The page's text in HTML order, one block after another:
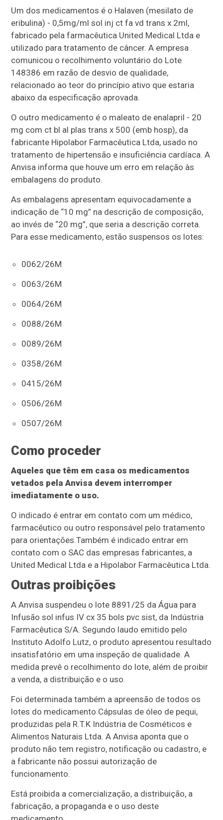
Um dos medicamentos é o Halaven (mesilato de
eribulina) - 0,5mg/ml sol inj ct fa vd trans x 2ml,
fabricado pela farmacêutica United Medical Ltda e
utilizado para tratamento de câncer. A empresa
comunicou o recolhimento voluntário do Lote
148386 em razão de desvio de qualidade,
relacionado ao teor do princípio ativo que estaria
abaixo da especificação aprovada.
O outro medicamento é o maleato de enalapril - 20
mg com ct bl al plas trans x 500 (emb hosp), da
fabricante Hipolabor Farmacêutica Ltda, usado no
tratamento de hipertensão e insuficiência cardíaca. A
Anvisa informa que houve um erro em relação às
embalagens do produto.
As embalagens apresentam equivocadamente a
indicação de “10 mg” na descrição de composição,
ao invés de “20 mg”, que seria a descrição correta.
Para esse medicamento, estão suspensos os lotes:
0062/26M
0063/26M
0064/26M
0088/26M
0089/26M
0358/26M
0415/26M
0506/26M
0507/26M
Como proceder
Aqueles que têm em casa os medicamentos
vetados pela Anvisa devem interromper
imediatamente o uso.
O indicado é entrar em contato com um médico,
farmacêutico ou outro responsável pelo tratamento
para orientações.Também é indicado entrar em
contato com o SAC das empresas fabricantes, a
United Medical Ltda e a Hipolabor Farmacêutica Ltda.
Outras proibições
A Anvisa suspendeu o lote 8891/25 da Água para
Infusão sol infus IV cx 35 bols pvc sist, da Indústria
Farmacêutica S/A. Segundo laudo emitido pelo
Instituto Adolfo Lutz, o produto apresentou resultado
insatisfatório em uma inspeção de qualidade. A
medida prevê o recolhimento do lote, além de proibir
a venda, a distribuição e o uso.
Foi determinada também a apreensão de todos os
lotes do medicamento Cápsulas de óleo de pequi,
produzidas pela R.T.K Indústria de Cosméticos e
Alimentos Naturais Ltda. A Anvisa aponta que o
produto não tem registro, notificação ou cadastro, e
a fabricante não possui autorização de
funcionamento.
Está proibida a comercialização, a distribuição, a
fabricação, a propaganda e o uso deste